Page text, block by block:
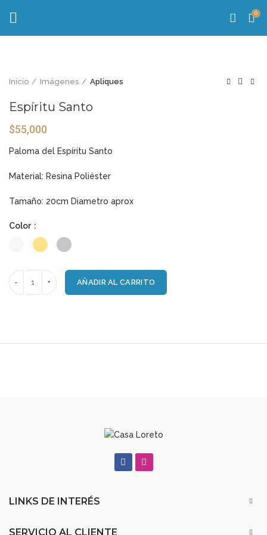
0
Inicio Imágenes Apliques
Espíritu Santo
$55,000
Paloma del Espíritu Santo
Material: Resina Poliéster
Tamaño: 20cm Diametro aprox
Color
AÑADIR AL CARRITO
LINKS DE INTERÉS
SERVICIO AL CLIENTE